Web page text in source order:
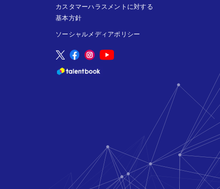
カスタマーハラスメントに対する
基本方針
ソーシャルメディアポリシー